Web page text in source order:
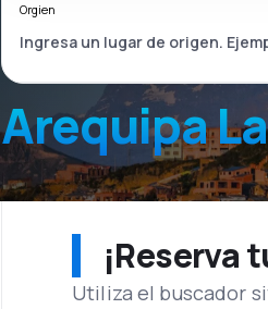
Arequipa
Orgien
¡Reserva
Utiliza el buscador